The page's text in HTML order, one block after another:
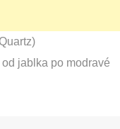
jablka po modravé